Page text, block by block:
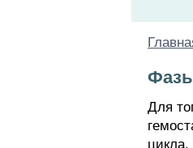
Для
цикла.